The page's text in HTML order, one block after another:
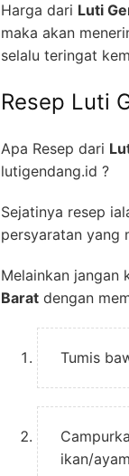
Harga dari Luti
maka akan
selalu teringat
Resep Luti
Apa Resep dari
lutigendang.id ?
Sejatinya resep
persyaratan yang
Melainkan jangan
Barat dengan
Tumis
ikan/